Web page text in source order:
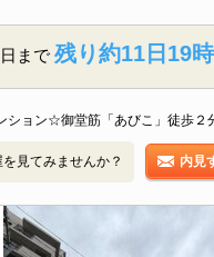
まで 残り約11日19
ション☆御堂筋「あびこ」徒歩２
見てみませんか？ 内見